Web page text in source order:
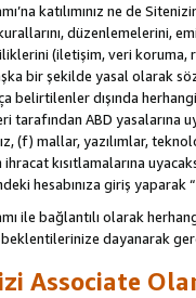
katılımınız ne de
düzenlemelerini,
(iletişim, veri koruma,
bir şekilde yasal olarak
belirtilenler dışında
tarafından ABD yasalarına
(f) mallar, yazılımlar,
kısıtlamalarına
hesabınıza giriş yaparak
ile bağlantılı olarak
dayanarak
Associate